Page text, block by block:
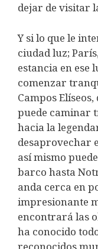
dejar de visitar
Y si lo que le
ciudad luz;
estancia en ese
comenzar
Campos
puede caminar
hacia la
desaprovechar
así mismo
barco hasta
anda cerca en
impresionante
encontrará las
ha conocido
reconocidos